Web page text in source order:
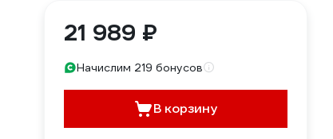
21 989 ₽
Начислим 219 бонусов
В корзину